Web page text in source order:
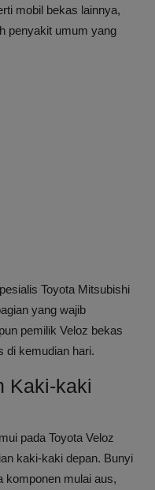
mobil bekas lainnya,
penyakit umum yang
Toyota Mitsubishi
yang wajib
pemilik Veloz bekas
di kemudian hari.
Kaki-kaki
pada Toyota Veloz
kaki-kaki depan. Bunyi
komponen mulai aus,